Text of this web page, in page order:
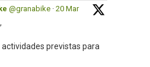
@granabike · 20 Mar
actividades previstas para